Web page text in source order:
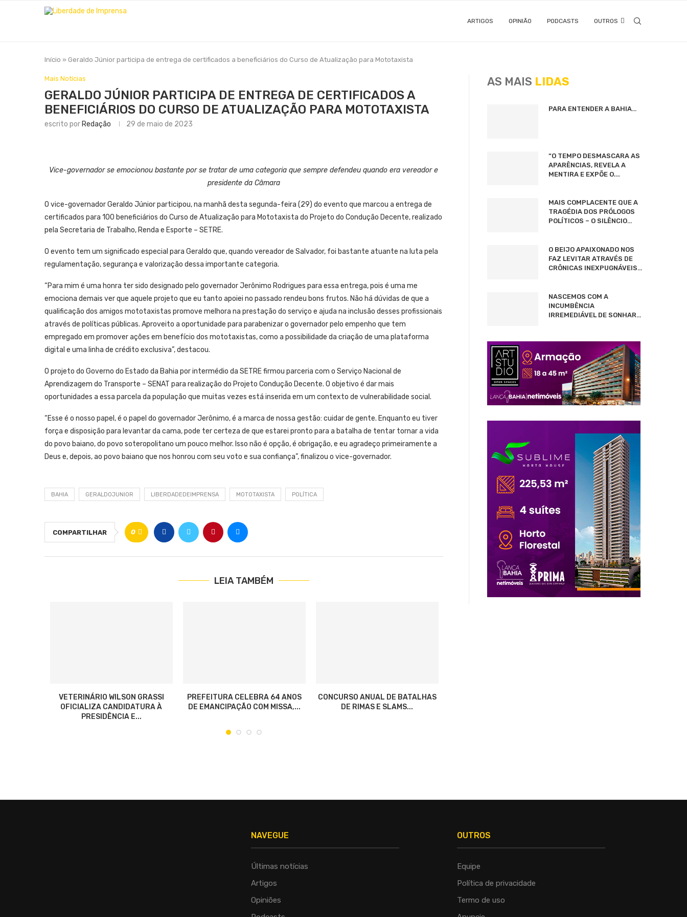
ARTIGOS OPINIÃO PODCASTS OUTROS
Início » Geraldo Júnior participa de entrega de certificados a beneficiários do Curso de Atualização para Mototaxista
Mais Notícias
GERALDO JÚNIOR PARTICIPA DE ENTREGA DE CERTIFICADOS A
BENEFICIÁRIOS DO CURSO DE ATUALIZAÇÃO PARA MOTOTAXISTA
escrito por Redação 29 de maio de 2023
Vice-governador se emocionou bastante por se tratar de uma categoria que sempre defendeu quando era vereador e
presidente da Câmara
O vice-governador Geraldo Júnior participou, na manhã desta segunda-feira (29) do evento que marcou a entrega de
certificados para 100 beneficiários do Curso de Atualização para Mototaxista do Projeto do Condução Decente, realizado
pela Secretaria de Trabalho, Renda e Esporte – SETRE.
O evento tem um significado especial para Geraldo que, quando vereador de Salvador, foi bastante atuante na luta pela
regulamentação, segurança e valorização dessa importante categoria.
“Para mim é uma honra ter sido designado pelo governador Jerônimo Rodrigues para essa entrega, pois é uma me
emociona demais ver que aquele projeto que eu tanto apoiei no passado rendeu bons frutos. Não há dúvidas de que a
qualificação dos amigos mototaxistas promove melhora na prestação do serviço e ajuda na inclusão desses profissionais
através de políticas públicas. Aproveito a oportunidade para parabenizar o governador pelo empenho que tem
empregado em promover ações em benefício dos mototaxistas, como a possibilidade da criação de uma plataforma
digital e uma linha de crédito exclusiva”, destacou.
O projeto do Governo do Estado da Bahia por intermédio da SETRE firmou parceria com o Serviço Nacional de
Aprendizagem do Transporte – SENAT para realização do Projeto Condução Decente. O objetivo é dar mais
oportunidades a essa parcela da população que muitas vezes está inserida em um contexto de vulnerabilidade social.
“Esse é o nosso papel, é o papel do governador Jerônimo, é a marca de nossa gestão: cuidar de gente. Enquanto eu tiver
força e disposição para levantar da cama, pode ter certeza de que estarei pronto para a batalha de tentar tornar a vida
do povo baiano, do povo soteropolitano um pouco melhor. Isso não é opção, é obrigação, e eu agradeço primeiramente a
Deus e, depois, ao povo baiano que nos honrou com seu voto e sua confiança”, finalizou o vice-governador.
BAHIA GERALDOJUNIOR LIBERDADEDEIMPRENSA MOTOTAXISTA POLÍTICA
COMPARTILHAR 0
LEIA TAMBÉM
VETERINÁRIO WILSON GRASSI
OFICIALIZA CANDIDATURA À
PRESIDÊNCIA E...
PREFEITURA CELEBRA 64 ANOS
DE EMANCIPAÇÃO COM MISSA,...
CONCURSO ANUAL DE BATALHAS
DE RIMAS E SLAMS...
AS MAIS LIDAS
PARA ENTENDER A BAHIA…
“O TEMPO DESMASCARA AS
APARÊNCIAS, REVELA A
MENTIRA E EXPÕE O...
MAIS COMPLACENTE QUE A
TRAGÉDIA DOS PRÓLOGOS
POLÍTICOS – O SILÊNCIO…
O BEIJO APAIXONADO NOS
FAZ LEVITAR ATRAVÉS DE
CRÔNICAS INEXPUGNÁVEIS…
NASCEMOS COM A
INCUMBÊNCIA
IRREMEDIÁVEL DE SONHAR…
NAVEGUE
Últimas notícias
Artigos
Opiniões
OUTROS
Equipe
Política de privacidade
Termo de uso